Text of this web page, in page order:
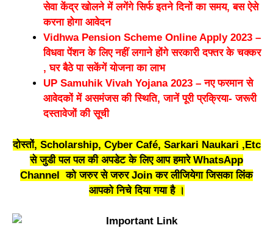
सेवा केंद्र खोलने में लगेंगे सिर्फ इतने दिनों का समय, बस ऐसे
करना होगा आवेदन
Vidhwa Pension Scheme Online Apply 2023 –
विधवा पेंशन के लिए नहीं लगाने होंगे सरकारी दफ्तर के चक्कर
, घर बैठे पा सकेंगें योजना का लाभ
UP Samuhik Vivah Yojana 2023 – नए फरमान से
आवेदकों में असमंजस की स्थिति, जानें पूरी प्रक्रिया- जरूरी
दस्तावेजों की सूची
दोस्तों, Scholarship, Cyber Café, Sarkari Naukari ,Etc
से जुडी पल पल की अपडेट के लिए आप हमारे WhatsApp
Channel को जरुर से जरुर Join कर लीजियेगा जिसका लिंक
आपको निचे दिया गया है ।